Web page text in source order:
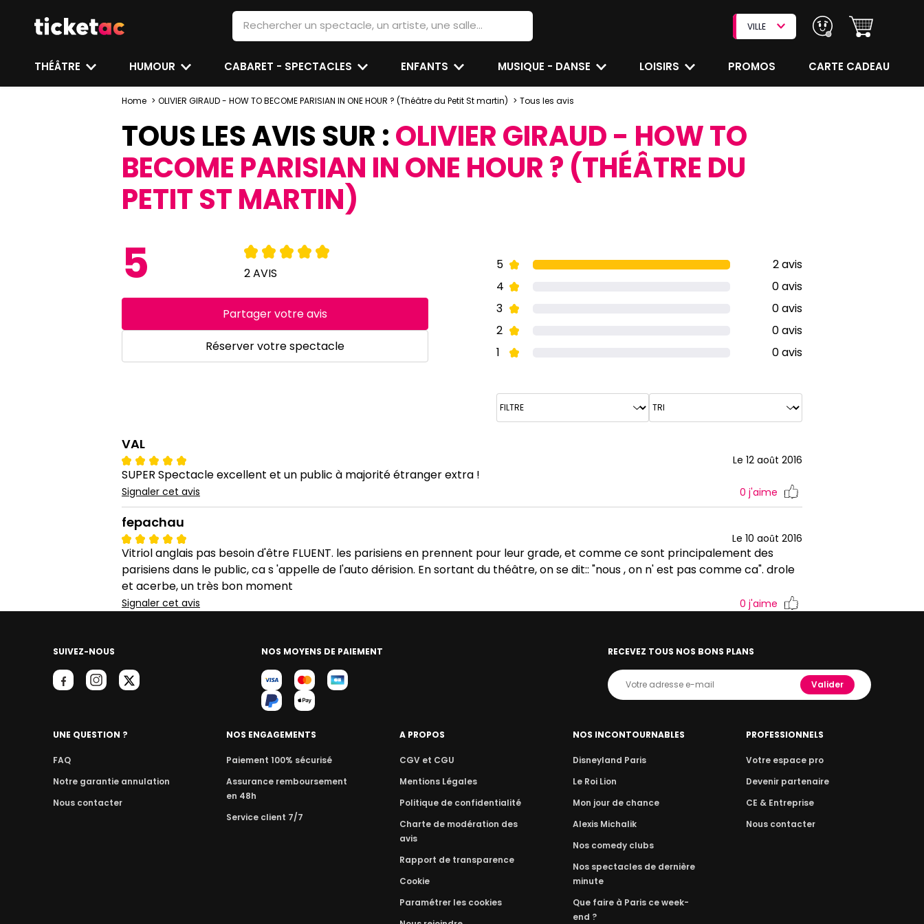
VILLE
THÉÂTRE HUMOUR CABARET - SPECTACLES ENFANTS MUSIQUE - DANSE LOISIRS PROMOS CARTE CADEAU
Home OLIVIER GIRAUD - HOW TO BECOME PARISIAN IN ONE HOUR ? (Théâtre du Petit St martin) Tous les avis
TOUS LES AVIS SUR :OLIVIER GIRAUD - HOW TO
BECOME PARISIAN IN ONE HOUR ? (THÉÂTRE DU
PETIT ST MARTIN)
5 2 AVIS
Réserver votre spectacle
Partager votre avis
5
2 avis
4
0 avis
3
0 avis
2
0 avis
1
0 avis
VAL
Le 12 août 2016
SUPER Spectacle excellent et un public à majorité étranger extra !
Signaler cet avis 0 j'aime
fepachau
Le 10 août 2016
Vitriol anglais pas besoin d'être FLUENT. les parisiens en prennent pour leur grade, et comme ce sont principalement des
parisiens dans le public, ca s 'appelle de l'auto dérision. En sortant du théâtre, on se dit:: "nous , on n' est pas comme ca". drole
et acerbe, un très bon moment
Signaler cet avis 0 j'aime
SUIVEZ-NOUS NOS MOYENS DE PAIEMENT RECEVEZ TOUS NOS BONS PLANS
Valider
UNE QUESTION ?
FAQ
Notre garantie annulation
Nous contacter
NOS ENGAGEMENTS
Paiement 100% sécurisé
Assurance remboursement
en 48h
Service client 7/7
A PROPOS
CGV et CGU
Mentions Légales
Politique de confidentialité
Charte de modération des
avis
Rapport de transparence
Cookie
Paramétrer les cookies
NOS INCONTOURNABLES
Disneyland Paris
Le Roi Lion
Mon jour de chance
Alexis Michalik
Nos comedy clubs
Nos spectacles de dernière
minute
Que faire à Paris ce week-
end ?
PROFESSIONNELS
Votre espace pro
Devenir partenaire
CE & Entreprise
Nous contacter